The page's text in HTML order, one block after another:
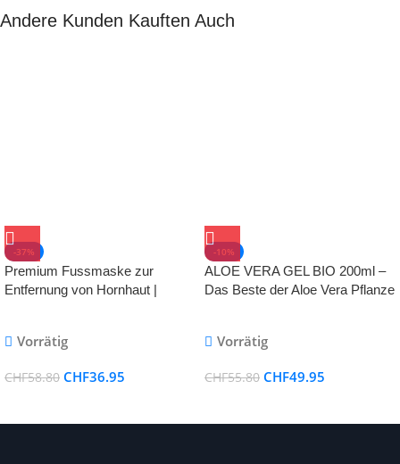
Andere Kunden Kauften Auch
-37%
Premium Fussmaske zur
Entfernung von Hornhaut |
Vorrätig
CHF58.80 CHF36.95
-10%
ALOE VERA GEL BIO 200ml –
Das Beste der Aloe Vera Pflanze
Sonnenbrand & als
Vorrätig
CHF55.80 CHF49.95